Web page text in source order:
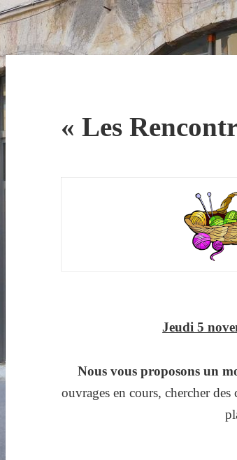
« Les
Jeudi 5
Nous vous proposons un
ouvrages en cours, chercher